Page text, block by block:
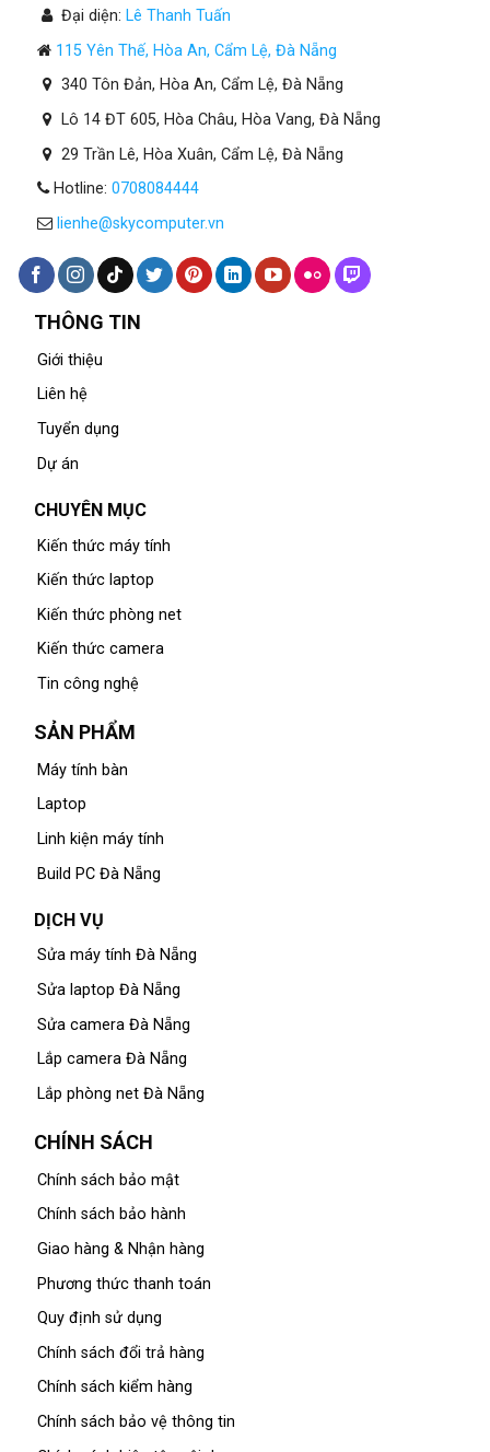
Đại diện: Lê Thanh Tuấn
115 Yên Thế, Hòa An, Cẩm Lệ, Đà Nẵng
340 Tôn Đản, Hòa An, Cẩm Lệ, Đà Nẵng
Lô 14 ĐT 605, Hòa Châu, Hòa Vang, Đà Nẵng
29 Trần Lê, Hòa Xuân, Cẩm Lệ, Đà Nẵng
Hotline: 0708084444
lienhe@skycomputer.vn
THÔNG TIN
Giới thiệu
Liên hệ
Tuyển dụng
Dự án
CHUYÊN MỤC
Kiến thức máy tính
Kiến thức laptop
Kiến thức phòng net
Kiến thức camera
Tin công nghệ
SẢN PHẨM
Máy tính bàn
Laptop
Linh kiện máy tính
Build PC Đà Nẵng
DỊCH VỤ
Sửa máy tính Đà Nẵng
Sửa laptop Đà Nẵng
Sửa camera Đà Nẵng
Lắp camera Đà Nẵng
Lắp phòng net Đà Nẵng
CHÍNH SÁCH
Chính sách bảo mật
Chính sách bảo hành
Giao hàng & Nhận hàng
Phương thức thanh toán
Quy định sử dụng
Chính sách đổi trả hàng
Chính sách kiểm hàng
Chính sách bảo vệ thông tin